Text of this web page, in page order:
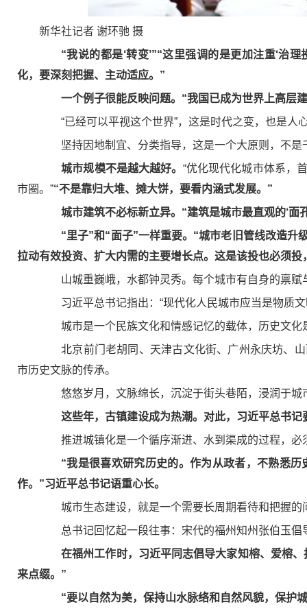
新华社记者 谢环驰 摄
“我说的都是‘转变’”“这里强调的是更加注重‘治
化，要深刻把握、主动适应。”
一个例子很能反映问题。“我国已成为世界上高层
“已经可以平视这个世界”，这是时代之变，也是人
坚持因地制宜、分类指导，这是一个大原则，不是
城市规模不是越大越好。 “优化现代化城市体系，
市圈。”“不是靠归大堆、摊大饼，要看内涵式发展。”
城市建筑不必标新立异。“建筑是城市最直观的‘
“里子”和“面子”一样重要。“城市老旧管线改造
拉动有效投资、扩大内需的主要增长点。这是该投也必须投
山城重巍峨，水都钟灵秀。每个城市有自身的禀赋
习近平总书记指出：“现代化人民城市应当是物质文
城市是一个民族文化和情感记忆的载体，历史文化
北京前门老胡同、天津古文化街、广州永庆坊、山
市历史文脉的传承。
悠悠岁月，文脉绵长，沉淀于街头巷陌，浸润于城
这些年，古镇建设成为热潮。对此，习近平总书
推进城镇化是一个循序渐进、水到渠成的过程，必
“我是很喜欢研究历史的。作为从政者，不熟悉
作。”习近平总书记语重心长。
城市生态建设，就是一个需要长周期看待和把握的
总书记回忆起一段往事：宋代的福州知州张伯玉倡
在福州工作时，习近平同志倡导大家知榕、爱榕
来点缀。”
“要以自然为美，保持山水脉络和自然风貌，保护